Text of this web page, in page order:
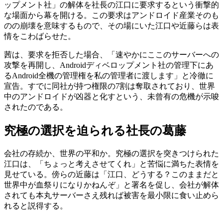
ップメント社」の解体を社長の江口に要求するという衝撃的
な場面から幕を開ける。この要求はアンドロイド産業そのも
のの崩壊を意味するもので、その場にいた江口や近藤らは表
情をこわばらせた。
茜は、要求を拒否した場合、「速やかにここのサーバーへの
攻撃を再開し、Androidディベロップメント社の管理下にあ
るAndroid全機の管理権を私の管理者に渡します」と冷徹に
宣告。すでに同社が持つ権限の7割は奪取されており、世界
中のアンドロイドが凶器と化すという、未曾有の危機が示唆
されたのである。
究極の選択を迫られる社長の葛藤
会社の存続か、世界の平和か。究極の選択を突きつけられた
江口は、「ちょっと考えさせてくれ」と苦悩に満ちた表情を
見せている。傍らの近藤は「江口、どうする？このままだと
世界中が血祭りになりかねんぞ」と署名を促し、会社が解体
されても本丸サーバーさえ残れば被害を最小限に食い止めら
れると説得する。